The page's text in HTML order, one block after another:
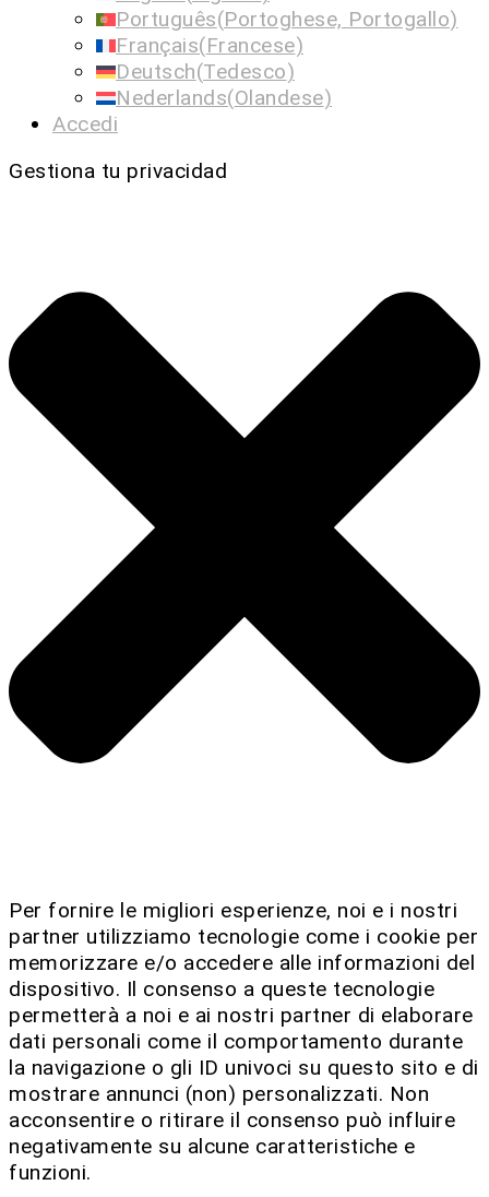
Português(Portoghese, Portogallo)
Français(Francese)
Deutsch(Tedesco)
Nederlands(Olandese)
Accedi
Gestiona tu privacidad
Per fornire le migliori esperienze, noi e i nostri
partner utilizziamo tecnologie come i cookie per
memorizzare e/o accedere alle informazioni del
dispositivo. Il consenso a queste tecnologie
permetterà a noi e ai nostri partner di elaborare
dati personali come il comportamento durante
la navigazione o gli ID univoci su questo sito e di
mostrare annunci (non) personalizzati. Non
acconsentire o ritirare il consenso può influire
negativamente su alcune caratteristiche e
funzioni.